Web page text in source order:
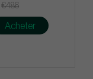
€486
Acheter